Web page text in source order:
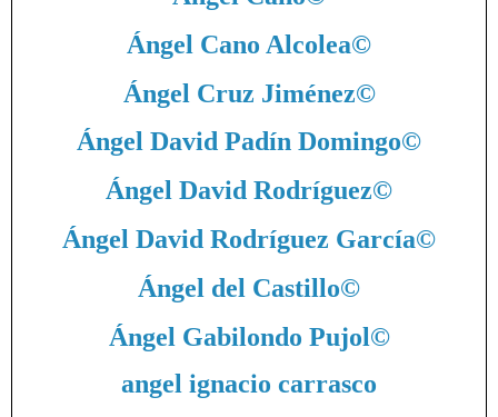
Ángel Cano Alcolea©
Ángel Cruz Jiménez©
Ángel David Padín Domingo©
Ángel David Rodríguez©
Ángel David Rodríguez García©
Ángel del Castillo©
Ángel Gabilondo Pujol©
angel ignacio carrasco